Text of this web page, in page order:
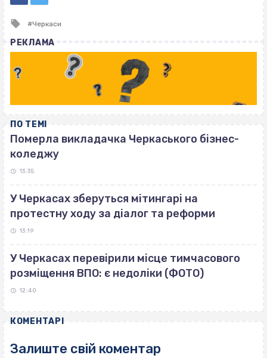
Tagged
Черкаси
РЕКЛАМА
ПО ТЕМІ
Померла викладачка Черкаського бізнес-
коледжу
13:35
У Черкасах зберуться мітингарі на
протестну ходу за діалог та реформи
13:19
У Черкасах перевірили місце тимчасового
розміщення ВПО: є недоліки (ФОТО)
12:40
КОМЕНТАРІ
Залиште свій коментар